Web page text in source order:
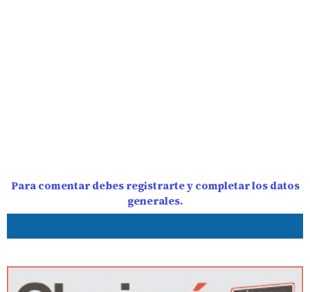
Para comentar debes registrarte y completar los datos
generales.